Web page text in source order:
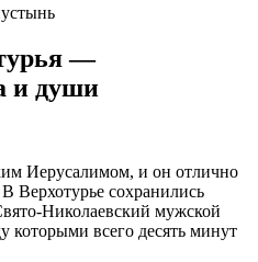
—
и души
Иерусалимом, и он отлично
Верхотурье сохранились
мужской
всего десять минут